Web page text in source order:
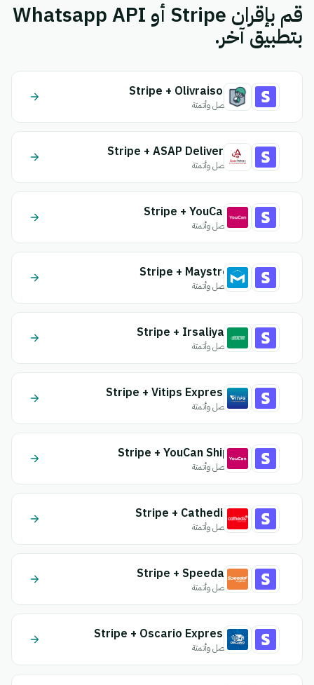
قم بإقران Stripe أو Whatsapp API
بتطبيق آخر.
Stripe + Olivraison
اتصل وأتمتة
Stripe + ASAP Delivery
اتصل وأتمتة
Stripe + YouCan
اتصل وأتمتة
Stripe + Maystro
اتصل وأتمتة
Stripe + Irsaliyat
اتصل وأتمتة
Stripe + Vitips Express
اتصل وأتمتة
Stripe + YouCan Ship
اتصل وأتمتة
Stripe + Cathedis
اتصل وأتمتة
Stripe + Speedaf
اتصل وأتمتة
Stripe + Oscario Express
اتصل وأتمتة